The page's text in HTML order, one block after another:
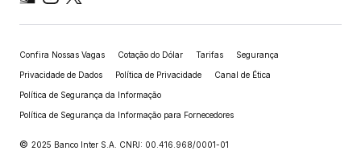
Confira Nossas Vagas Cotação do Dólar Tarifas Segurança
Privacidade de Dados Política de Privacidade Canal de Ética
Política de Segurança da Informação
Política de Segurança da Informação para Fornecedores
© 2025 Banco Inter S.A. CNPJ: 00.416.968/0001-01